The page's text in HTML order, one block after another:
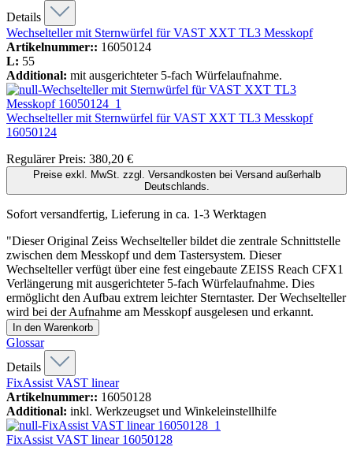
Details
Wechselteller mit Sternwürfel für VAST XXT TL3 Messkopf
Artikelnummer:: 16050124
L: 55
Additional: mit ausgerichteter 5-fach Würfelaufnahme.
Wechselteller mit Sternwürfel für VAST XXT TL3 Messkopf
16050124
Regulärer Preis: 380,20 €
Preise exkl. MwSt. zzgl. Versandkosten bei Versand außerhalb
Deutschlands.
Sofort versandfertig, Lieferung in ca. 1-3 Werktagen
"Dieser Original Zeiss Wechselteller bildet die zentrale Schnittstelle
zwischen dem Messkopf und dem Tastersystem. Dieser
Wechselteller verfügt über eine fest eingebaute ZEISS Reach CFX1
Verlängerung mit ausgerichteter 5-fach Würfelaufnahme. Dies
ermöglicht den Aufbau extrem leichter Sterntaster. Der Wechselteller
wird bei der Aufnahme am Messkopf ausgelesen und erkannt.
In den Warenkorb
Glossar
Details
FixAssist VAST linear
Artikelnummer:: 16050128
Additional: inkl. Werkzeugset und Winkeleinstellhilfe
FixAssist VAST linear 16050128